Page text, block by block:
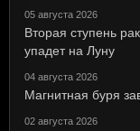
05 августа 2026
Вторая ступень
упадет на Луну
04 августа 2026
Магнитная буря
02 августа 2026